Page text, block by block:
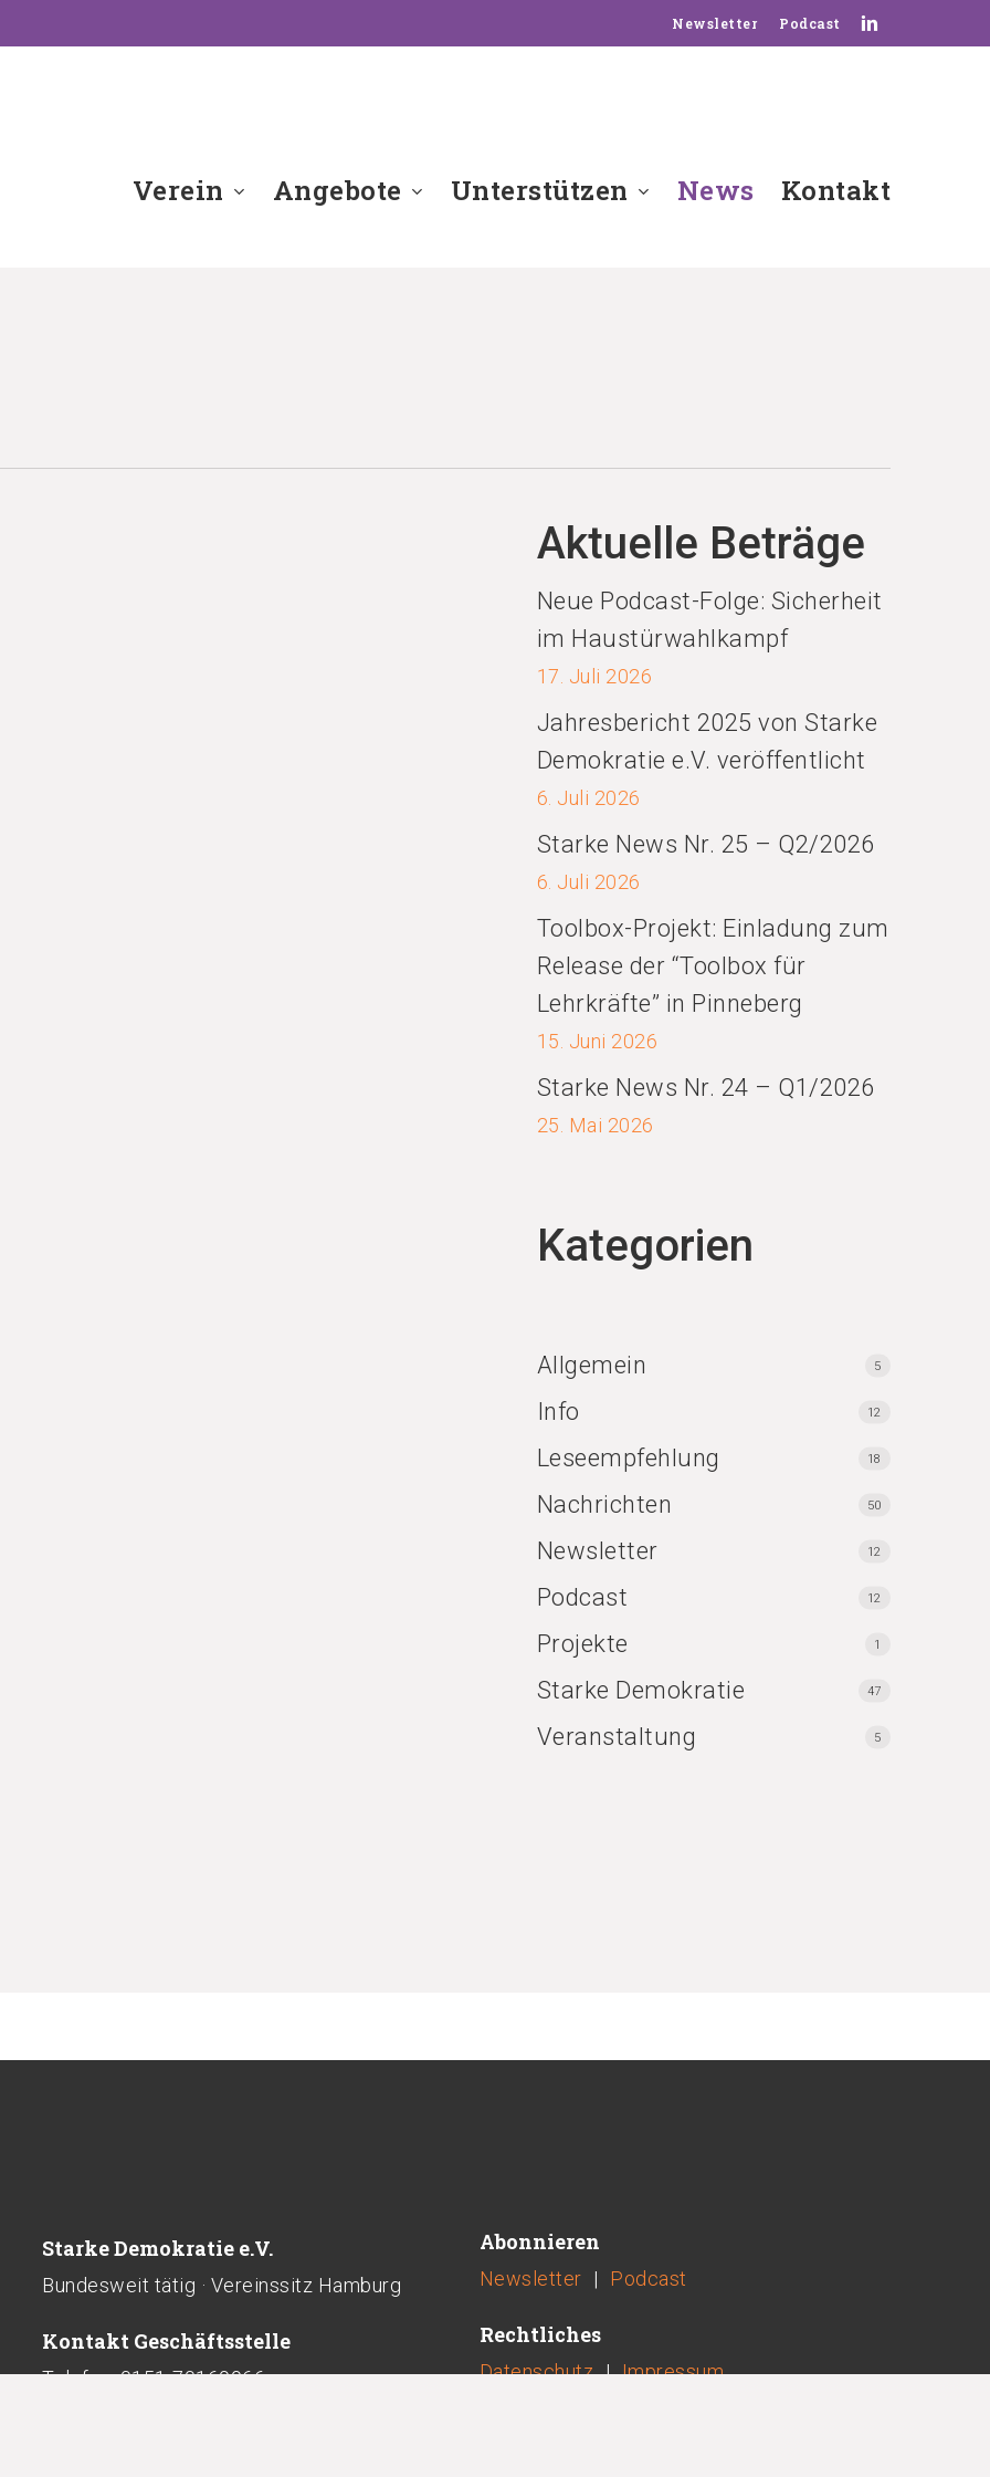
linkedin
Newsletter Podcast
Verein Angebote Unterstützen News Kontakt
Aktuelle Beträge
Neue Podcast-Folge: Sicherheit
im Haustürwahlkampf
17. Juli 2026
Jahresbericht 2025 von Starke
Demokratie e.V. veröffentlicht
6. Juli 2026
Starke News Nr. 25 – Q2/2026
6. Juli 2026
Toolbox-Projekt: Einladung zum
Release der “Toolbox für
Lehrkräfte” in Pinneberg
15. Juni 2026
Starke News Nr. 24 – Q1/2026
25. Mai 2026
Kategorien
Allgemein 5
Info 12
Leseempfehlung 18
Nachrichten 50
Newsletter 12
Podcast 12
Projekte 1
Starke Demokratie 47
Veranstaltung 5
Starke Demokratie e.V.
Bundesweit tätig · Vereinssitz Hamburg
Kontakt Geschäftsstelle
Telefon: 0151-70169966
Abonnieren
Newsletter | Podcast
Rechtliches
Datenschutz|Impressum